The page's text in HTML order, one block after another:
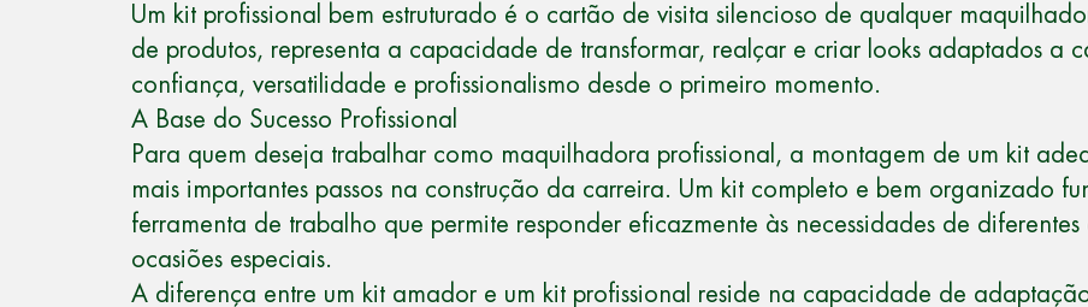
Um kit profissional bem estruturado é o cartão de visita silencioso de qualquer
de produtos, representa a capacidade de transformar, realçar e criar looks adaptados a
confiança, versatilidade e profissionalismo desde o primeiro momento.
A Base do Sucesso Profissional
Para quem deseja trabalhar como maquilhadora profissional , a montagem de um kit
mais importantes passos na construção da carreira. Um kit completo e bem organizado
ferramenta de trabalho que permite responder eficazmente às necessidades de diferentes
ocasiões especiais.
A diferença entre um kit amador e um kit profissional reside na capacidade de